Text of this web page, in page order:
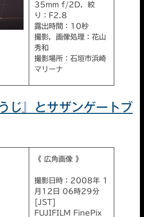
35mm f/2D，絞
り：F2.8
露出時間：10秒
撮影，画像処理：花山
秀和
撮影場所：石垣市浜崎
マリーナ
じ』とサザンゲートブ
《 広角画像 》
撮影日時：2008年 1
月12日 06時29分
[JST]
FUJIFILM FinePix